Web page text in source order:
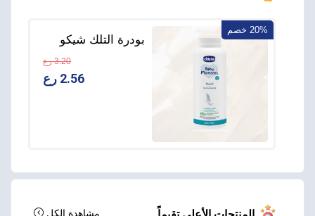
20% خصم
بودرة التلك شيكو
منذ الولادة – 150
3.20 رع
2.56 رع
مشاهدة الكل